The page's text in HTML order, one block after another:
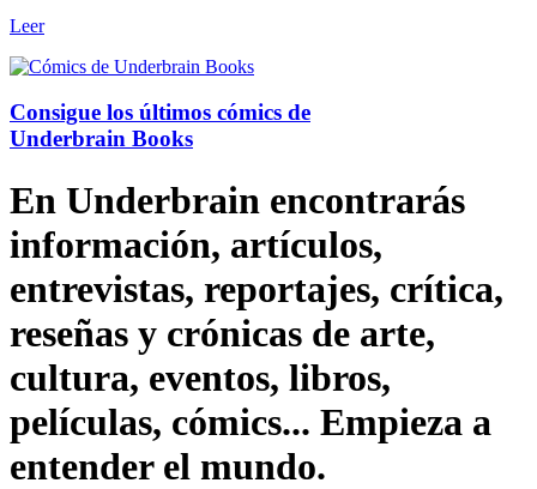
Leer
Consigue los últimos cómics de
Underbrain Books
En Underbrain encontrarás
información, artículos,
entrevistas, reportajes, crítica,
reseñas y crónicas de arte,
cultura, eventos, libros,
películas, cómics... Empieza a
entender el mundo.